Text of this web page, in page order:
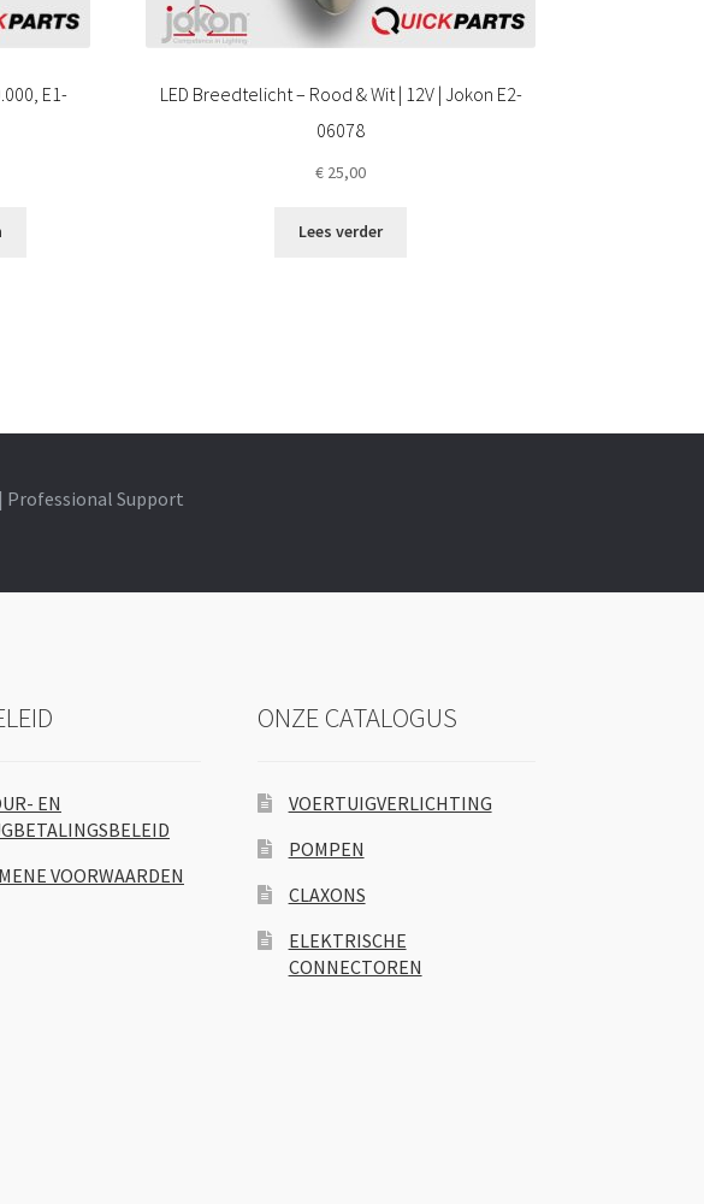
E1-
LED Breedtelicht – Rood & Wit | 12V | Jokon E2-
06078
€ 25,00
Lees verder
Professional Support
EN
VOORWAARDEN
ONZE CATALOGUS
VOERTUIGVERLICHTING
POMPEN
CLAXONS
ELEKTRISCHE
CONNECTOREN